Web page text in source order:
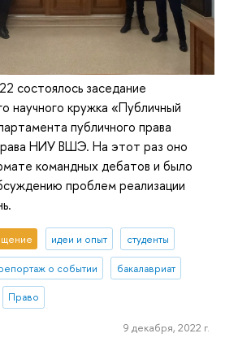
состоялось заседание
научного кружка «Публичный
публичного права
НИУ ВШЭ. На этот раз оно
командных дебатов и было
проблем реализации
идеи и опыт студенты
о событии бакалавриат
Право
9 декабря, 2022 г.